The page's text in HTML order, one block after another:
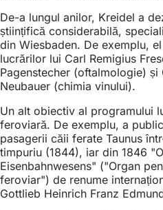
De-a lungul anilor, Kreidel a
științifică considerabilă,
din Wiesbaden. De exemplu,
lucrărilor lui Carl Remigius
Pagenstecher (oftalmologie)
Neubauer (chimia vinului).
Un alt obiectiv al programului
feroviară. De exemplu, a
pasagerii căii ferate Taunus
timpuriu (1844), iar din 1846
Eisenbahnwesens" ("Organ
feroviar") de renume
Gottlieb Heinrich Franz